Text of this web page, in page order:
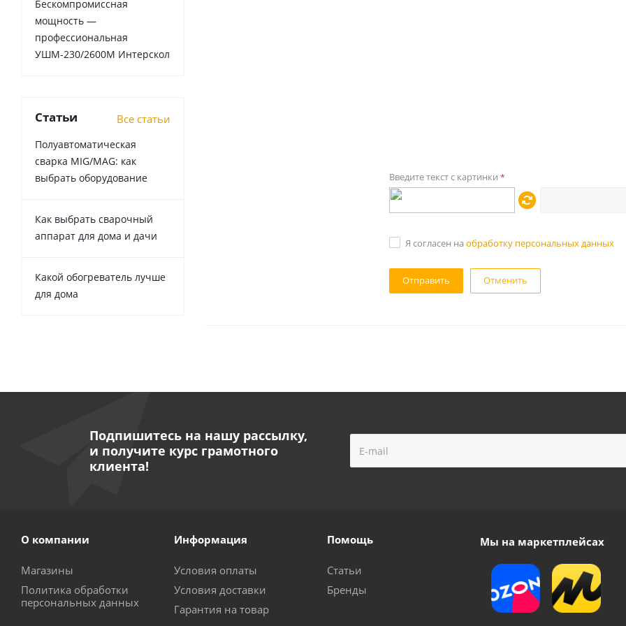
Введите текст с картинки *
Я согласен на обработку персональных данных
Отменить
Бескомпромиссная
мощность —
профессиональная
УШМ-230/2600М Интерскол
Статьи Все статьи
Полуавтоматическая
сварка MIG/MAG: как
выбрать оборудование
Как выбрать сварочный
аппарат для дома и дачи
Какой обогреватель лучше
для дома
Подпишитесь на нашу рассылку,
и получите курс грамотного
клиента!
О компании
Магазины
Политика обработки
персональных данных
Информация
Условия оплаты
Условия доставки
Гарантия на товар
Помощь
Статьи
Бренды
Мы на маркетплейсах